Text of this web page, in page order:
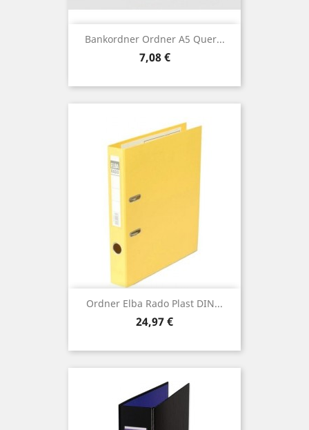
Bankordner Ordner A5 Quer...
Preis
7,08 €
Ordner Elba Rado Plast DIN...
Preis
24,97 €